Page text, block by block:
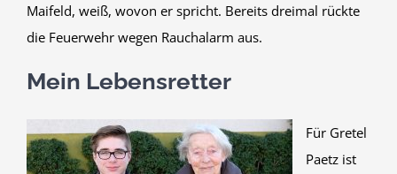
Maifeld, weiß, wovon er spricht. Bereits dreimal rückte
die Feuerwehr wegen Rauchalarm aus.
Mein Lebensretter
Für Gretel
Paetz ist